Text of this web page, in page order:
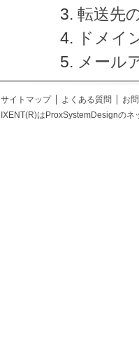
転送先
ドメイ
メール
サイトマップ よくある質問 お
IXENT(R)はProxSystemDesignのネ